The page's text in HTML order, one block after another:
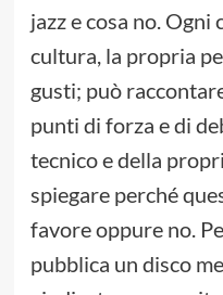
jazz e cosa no.
cultura, la propria
gusti; può
punti di forza e di
tecnico e della
spiegare perché
favore oppure no.
pubblica un disco